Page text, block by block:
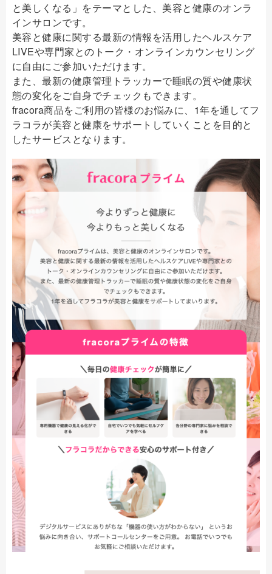
と美しくなる」をテーマとした、美容と健康のオンラ
インサロンです。
美容と健康に関する最新の情報を活用したヘルスケア
LIVEや専門家とのトーク・オンラインカウンセリング
に自由にご参加いただけます。
また、最新の健康管理トラッカーで睡眠の質や健康状
態の変化をご自身でチェックもできます。
fracora商品をご利用の皆様のお悩みに、1年を通してフ
ラコラが美容と健康をサポートしていくことを目的と
したサービスとなります。